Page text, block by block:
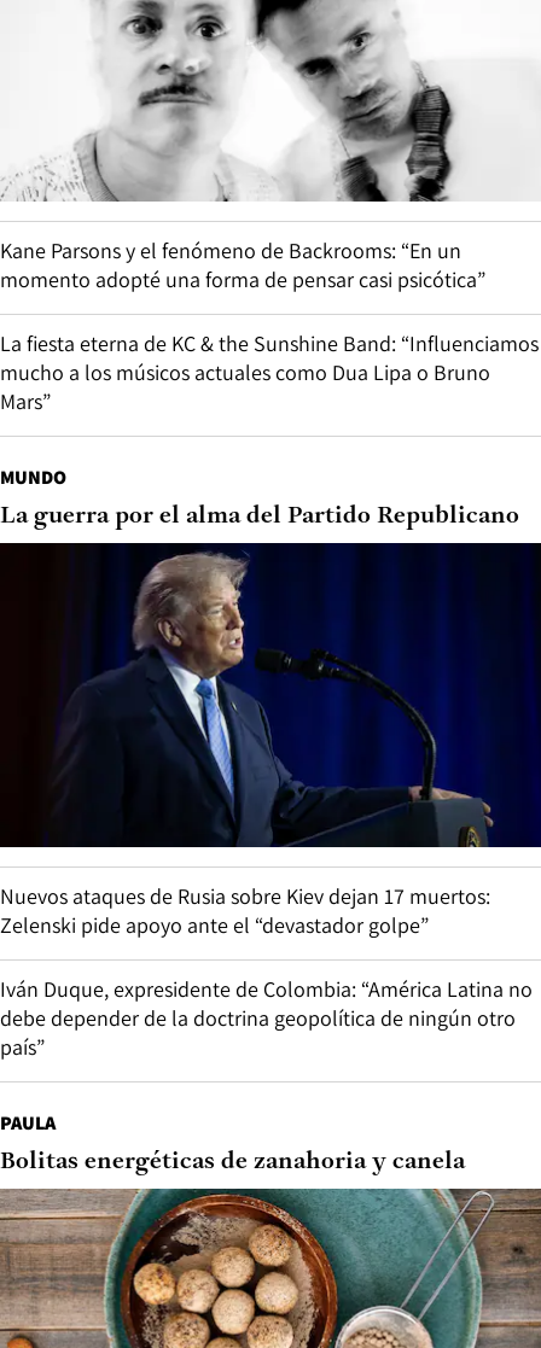
Kane Parsons y el fenómeno de Backrooms: “En un
momento adopté una forma de pensar casi psicótica”
La fiesta eterna de KC & the Sunshine Band: “Influenciamos
mucho a los músicos actuales como Dua Lipa o Bruno
Mars”
MUNDO
La guerra por el alma del Partido Republicano
Nuevos ataques de Rusia sobre Kiev dejan 17 muertos:
Zelenski pide apoyo ante el “devastador golpe”
Iván Duque, expresidente de Colombia: “América Latina no
debe depender de la doctrina geopolítica de ningún otro
país”
PAULA
Bolitas energéticas de zanahoria y canela